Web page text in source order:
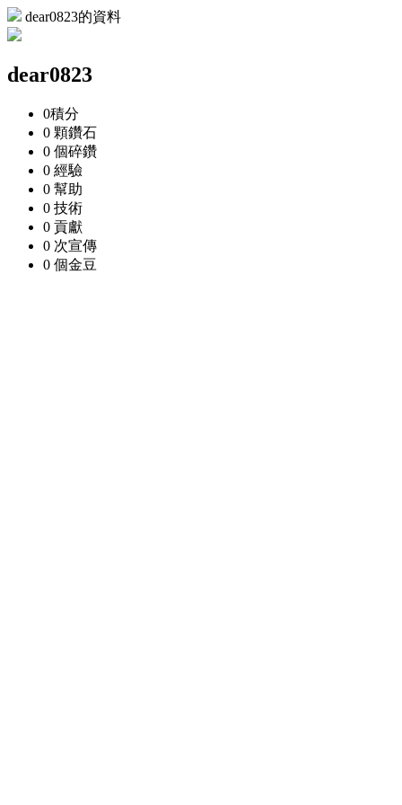
dear0823的資料
dear0823
0積分
0 顆鑽石
0 個碎鑽
0 經驗
0 幫助
0 技術
0 貢獻
0 次宣傳
0 個金豆